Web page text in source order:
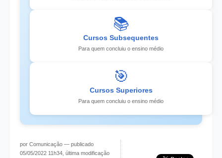
📚
Cursos Subsequentes
Para quem concluiu o ensino médio
🎯
Cursos Superiores
Para quem concluiu o ensino médio
por Comunicação — publicado
05/05/2022 11h34, última modificação